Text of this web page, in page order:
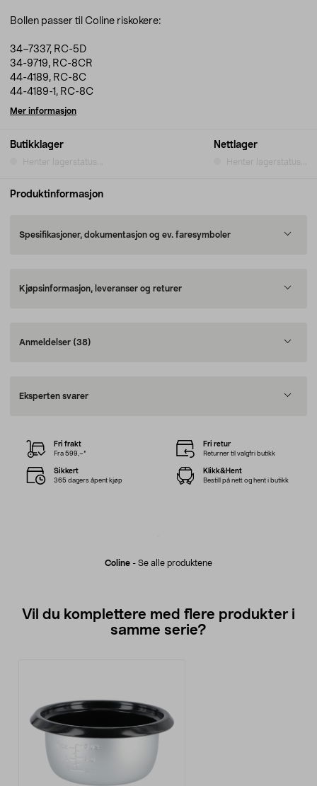
Butikklager
Henter lagerstatus...
Nettlager
Henter lagerstatus...
Bollen passer til Coline riskokere:
34–7337, RC-5D
34-9719, RC-8CR
44-4189, RC-8C
44-4189-1, RC-8C
Mer informasjon
Produktinformasjon
Spesifikasjoner, dokumentasjon og ev. faresymboler
Kjøpsinformasjon, leveranser og returer
Anmeldelser (38)
Eksperten svarer
Coline - Se alle produktene
Fri frakt
Fra 599,–*
Fri retur
Returner til valgfri butikk
Sikkert
365 dagers åpent kjøp
Klikk&Hent
Bestill på nett og hent i butikk
Vil du komplettere med flere produkter i
samme serie?